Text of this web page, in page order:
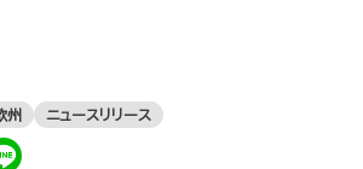
州 ニュースリリース